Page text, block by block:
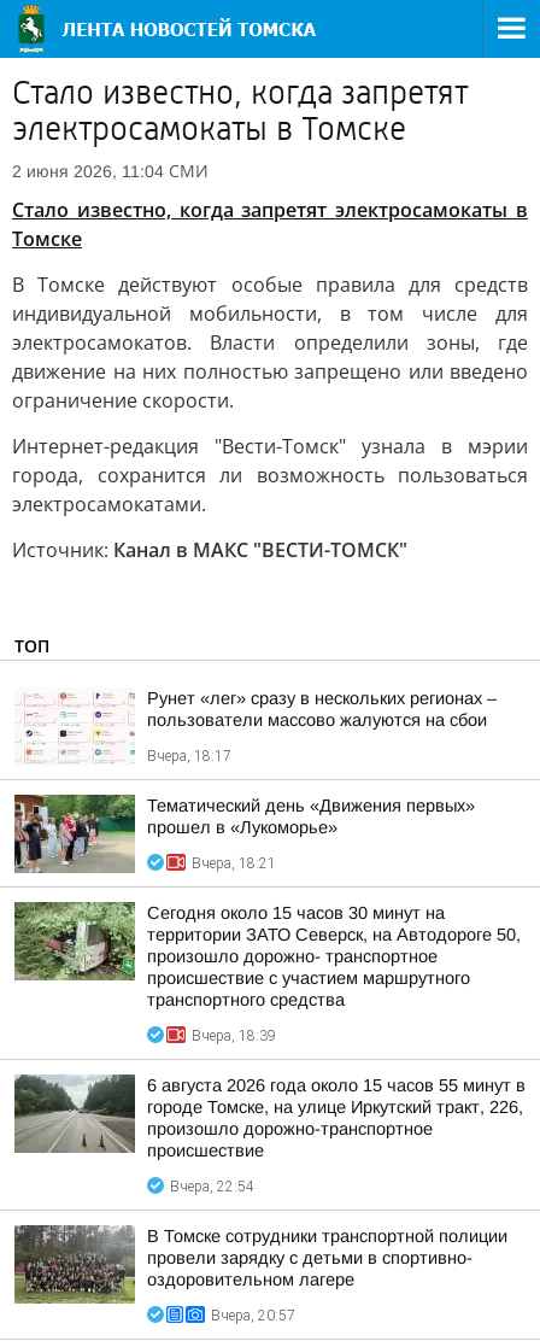
Стало известно, когда запретят
электросамокаты в Томске
2 июня 2026, 11:04 СМИ
Стало известно, когда запретят электросамокаты в
Томске
В Томске действуют особые правила для средств
индивидуальной мобильности, в том числе для
электросамокатов. Власти определили зоны, где
движение на них полностью запрещено или введено
ограничение скорости.
Интернет-редакция "Вести-Томск" узнала в мэрии
города, сохранится ли возможность пользоваться
электросамокатами.
Источник: Канал в МАКС "ВЕСТИ-ТОМСК"
ТОП
Рунет «лег» сразу в нескольких регионах –
пользователи массово жалуются на сбои
Вчера, 18:17
Тематический день «Движения первых»
прошел в «Лукоморье»
Вчера, 18:21
Сегодня около 15 часов 30 минут на
территории ЗАТО Северск, на Автодороге 50,
произошло дорожно- транспортное
происшествие с участием маршрутного
транспортного средства
Вчера, 18:39
6 августа 2026 года около 15 часов 55 минут в
городе Томске, на улице Иркутский тракт, 226,
произошло дорожно-транспортное
происшествие
Вчера, 22:54
В Томске сотрудники транспортной полиции
провели зарядку с детьми в спортивно-
оздоровительном лагере
Вчера, 20:57